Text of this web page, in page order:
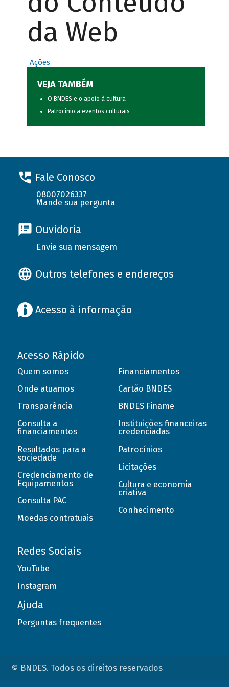
da Web
Ações
VEJA TAMBÉM
O BNDES e o apoio à cultura
Patrocínio a eventos culturais
Fale Conosco
08007026337
Mande sua pergunta
Ouvidoria
Envie sua mensagem
Outros telefones e endereços
Acesso à informação
Acesso Rápido
Quem somos
Onde atuamos
Transparência
Consulta a
financiamentos
Resultados para a
sociedade
Credenciamento de
Equipamentos
Consulta PAC
Moedas contratuais
Financiamentos
Cartão BNDES
BNDES Finame
Instituições financeiras
credenciadas
Patrocínios
Licitações
Cultura e economia
criativa
Conhecimento
Redes Sociais
YouTube
Instagram
Ajuda
Perguntas frequentes
© BNDES. Todos os direitos reservados